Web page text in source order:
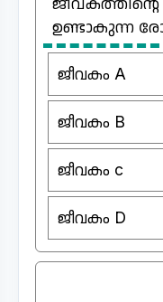
ഉണ്ടാകുന്ന
ജീവകം A
ജീവകം B
ജീവകം c
ജീവകം D